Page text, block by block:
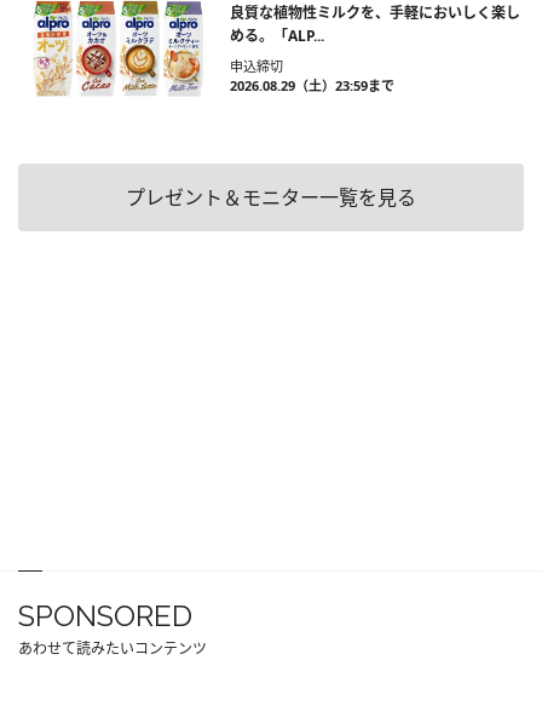
良質な植物性ミルクを、手軽においしく楽し
める。「ALP...
申込締切
2026.08.29（土）23:59まで
プレゼント＆モニター一覧を見る
SPONSORED
あわせて読みたいコンテンツ